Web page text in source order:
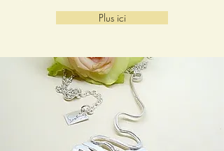
Plus ici